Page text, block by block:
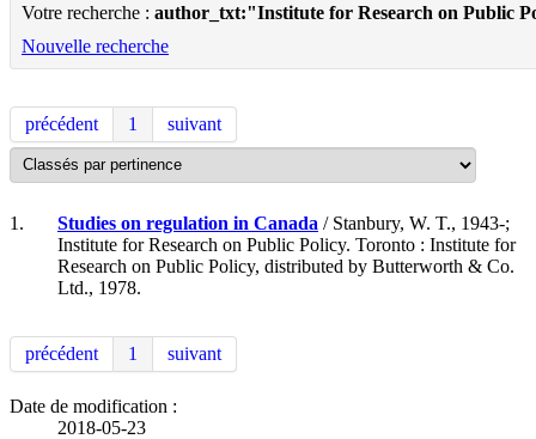
Votre recherche : author_txt:"Institute for Research on Public
Nouvelle recherche
précédent 1 suivant
1. Studies on regulation in Canada / Stanbury, W. T., 1943-;
Institute for Research on Public Policy. Toronto : Institute for
Research on Public Policy, distributed by Butterworth & Co.
Ltd., 1978.
précédent 1 suivant
Date de modification :
2018-05-23